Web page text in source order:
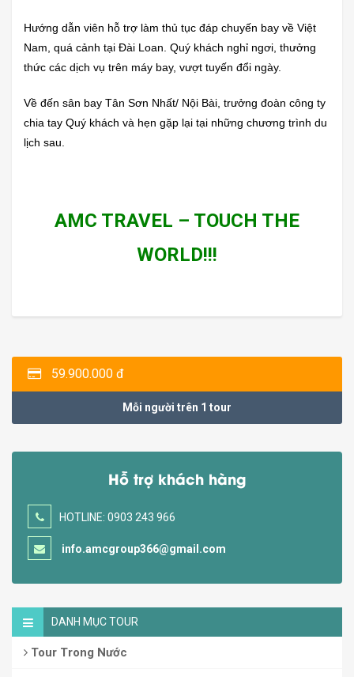
Hướng dẫn viên hỗ trợ làm thủ tục đáp chuyến bay về Việt
Nam, quá cảnh tại Đài Loan. Quý khách nghỉ ngơi, thưởng
thức các dịch vụ trên máy bay, vượt tuyến đổi ngày.
Về đến sân bay Tân Sơn Nhất/ Nội Bài, trưởng đoàn công ty
chia tay Quý khách và hẹn gặp lại tại những chương trình du
lịch sau.
AMC TRAVEL – TOUCH THE
WORLD!!!
59.900.000 đ
Mỗi người trên 1 tour
Hỗ trợ khách hàng
HOTLINE: 0903 243 966
info.amcgroup366@gmail.com
DANH MỤC TOUR
Tour Trong Nước